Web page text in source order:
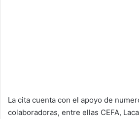
La cita cuenta con el apoyo de
colaboradoras, entre ellas CEFA,